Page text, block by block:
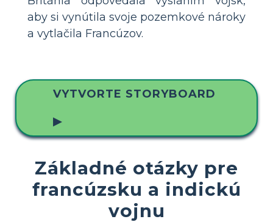
aby si vynútila svoje pozemkové nároky
a vytlačila Francúzov.
VYTVORTE STORYBOARD
▶
Základné otázky pre
francúzsku a indickú
vojnu